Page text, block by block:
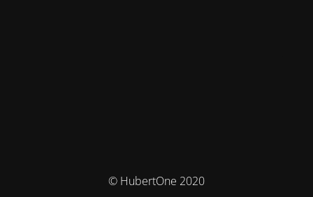
© HubertOne 2020